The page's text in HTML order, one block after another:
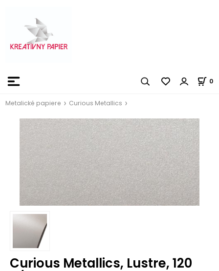
0
Metalické papiere Curious Metallics
Curious Metallics, Lustre, 120